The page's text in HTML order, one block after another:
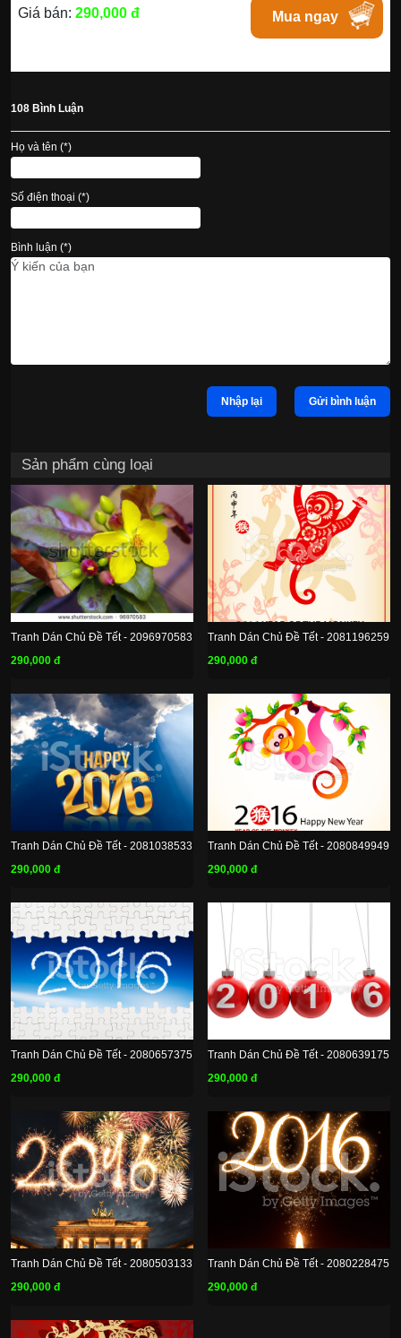
Giá bán: 290,000 đ Mua ngay
108 Bình Luận
Họ và tên (*)
Số điện thoại (*)
Bình luận (*)
Nhập lại Gửi bình luận
Sản phẩm cùng loại
Tranh Dán Chủ Đề Tết - 2096970583
290,000 đ
Tranh Dán Chủ Đề Tết - 2081196259
290,000 đ
Tranh Dán Chủ Đề Tết - 2081038533
290,000 đ
Tranh Dán Chủ Đề Tết - 2080849949
290,000 đ
Tranh Dán Chủ Đề Tết - 2080657375
290,000 đ
Tranh Dán Chủ Đề Tết - 2080639175
290,000 đ
Tranh Dán Chủ Đề Tết - 2080503133
290,000 đ
Tranh Dán Chủ Đề Tết - 2080228475
290,000 đ